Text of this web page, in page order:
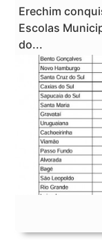
Erechim
Escolas
do...